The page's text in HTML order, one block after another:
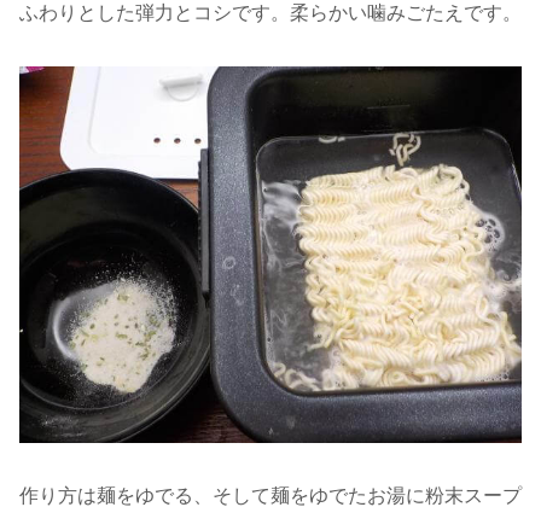
ふわりとした弾力とコシです。柔らかい噛みごたえです。
作り方は麺をゆでる、そして麺をゆでたお湯に粉末スープ